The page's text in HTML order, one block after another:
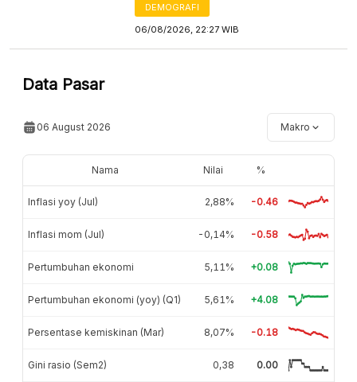
DEMOGRAFI
06/08/2026, 22:27 WIB
Data Pasar
06 August 2026 Makro
Nama Nilai %
Inflasi yoy (Jul) 2,88% -0.46
Inflasi mom (Jul) -0,14% -0.58
Pertumbuhan ekonomi 5,11% +0.08
Pertumbuhan ekonomi (yoy) (Q1) 5,61% +4.08
Persentase kemiskinan (Mar) 8,07% -0.18
Gini rasio (Sem2) 0,38 0.00